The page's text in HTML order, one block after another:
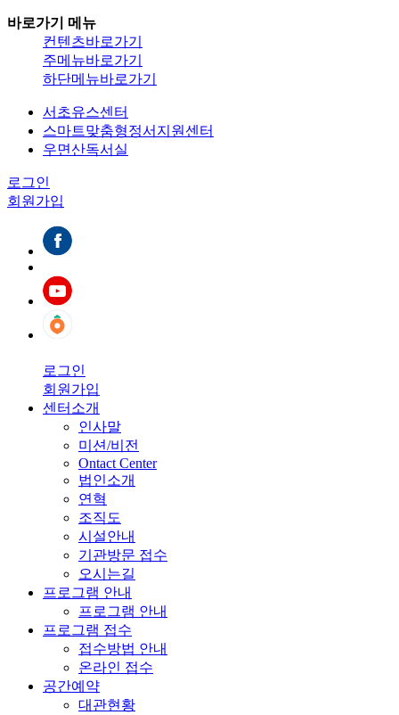
바로가기 메뉴
컨텐츠바로가기
주메뉴바로가기
하단메뉴바로가기
서초유스센터
스마트맞춤형정서지원센터
우면산독서실
로그인
회원가입
로그인
회원가입
센터소개
인사말
미션/비전
Ontact Center
법인소개
연혁
조직도
시설안내
기관방문 접수
오시는길
프로그램 안내
프로그램 안내
프로그램 접수
접수방법 안내
온라인 접수
공간예약
대관현황